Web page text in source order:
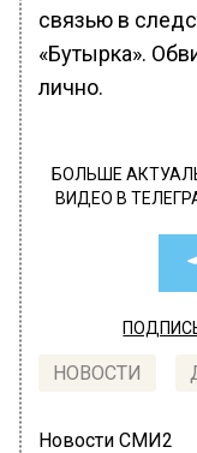
связью в
«Бутырка».
лично.
БОЛЬШЕ
ВИДЕО В
НОВОСТИ
Новости СМИ2